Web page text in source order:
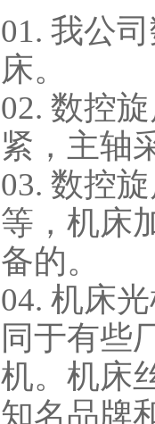
01. 我公
床。
02. 数控
紧，主轴
03. 数控
等，机床
备的。
04. 机床
同于有些
机。机床
知名品牌